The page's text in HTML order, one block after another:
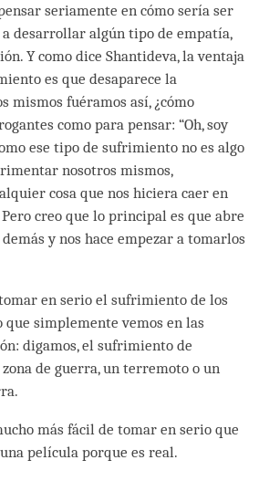
seriamente en cómo sería ser
a desarrollar algún tipo de empatía,
Y como dice Shantideva, la ventaja
es que desaparece la
mismos fuéramos así, ¿cómo
como para pensar: “Oh, soy
ese tipo de sufrimiento no es algo
nosotros mismos,
cosa que nos hiciera caer en
creo que lo principal es que abre
y nos hace empezar a tomarlos
en serio el sufrimiento de los
que simplemente vemos en las
digamos, el sufrimiento de
de guerra, un terremoto o un
más fácil de tomar en serio que
película porque es real.